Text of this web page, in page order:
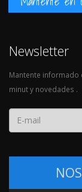
Newsletter
Mantente
minut y novedades .